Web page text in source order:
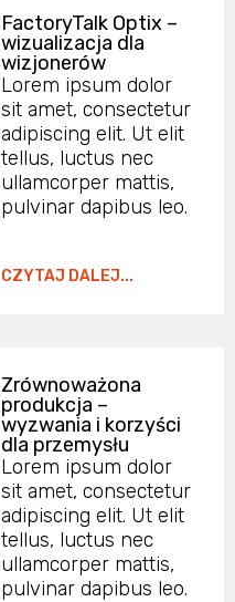
FactoryTalk Optix –
wizualizacja dla
wizjonerów
Lorem ipsum dolor
sit amet, consectetur
adipiscing elit. Ut elit
tellus, luctus nec
ullamcorper mattis,
pulvinar dapibus leo.
CZYTAJ DALEJ...
Zrównoważona
produkcja –
wyzwania i korzyści
dla przemysłu
Lorem ipsum dolor
sit amet, consectetur
adipiscing elit. Ut elit
tellus, luctus nec
ullamcorper mattis,
pulvinar dapibus leo.